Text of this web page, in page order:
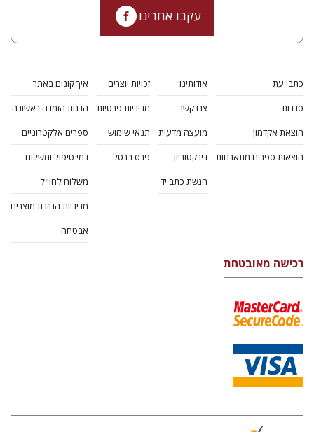
עקבו אחרינו
כתבי עת
סדרות
הוצאת אקדמון
הוצאות ספרים מתארחות
אודותינו
צרו קשר
מועצה מדעית
דירקטוריון
הגשת כתב יד
זכויות יוצרים
מדיניות פרטיות
תנאי שימוש
פרס ברטל
איך קונים באתר
הנחת הזמנה ראשונה
ספרים אלקטרוניים
דמי טיפול ומשלוח
משלוח לחו"ל
מדיניות החזרת מוצרים
אבטחה
רכישה מאובטחת